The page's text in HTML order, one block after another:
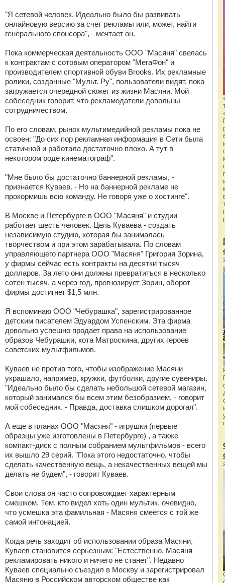
"Я сетевой человек. Идеально было бы развивать
онлайновую версию за счет рекламы или, может, найти
генерального спонсора", - мечтает он.
Пока коммерческая деятельность ООО "Масяня" свелась
к контрактам с сотовым оператором "МегаФон" и
производителем спортивной обуви Brooks. Их рекламные
ролики, созданные "Мульт. Ру", пользователи видят, пока
загружается очередной сюжет из жизни Масяни. Мой
собеседник говорит, что рекламодатели довольны
сотрудничеством.
По его словам, рынок мультимедийной рекламы пока не
освоен: "До сих пор рекламная информация в Сети была
статичной и работала достаточно плохо. А тут в
некотором роде кинематограф".
"Мне было бы достаточно баннерной рекламы, -
признается Куваев. - Но на баннерной рекламе не
прокормишь всю команду. Не говоря уже о хостинге".
В Москве и Петербурге в ООО "Масяня" и студии
работает шесть человек. Цель Куваева - создать
независимую студию, которая бы занималась
творчеством и при этом зарабатывала. По словам
управляющего партнера ООО "Масяня" Григория Зорина,
у фирмы сейчас есть контракты на десятки тысяч
долларов. За лето они должны превратиться в несколько
сотен тысяч, а через год, прогнозирует Зорин, оборот
фирмы достигнет $1,5 млн.
Я вспоминаю ООО "Чебурашка", зарегистрированное
детским писателем Эдуардом Успенским. Эта фирма
довольно успешно продает права на использование
образов Чебурашки, кота Матроскина, других героев
советских мультфильмов.
Куваев не против того, чтобы изображение Масяни
украшало, например, кружки, футболки, другие сувениры.
"Идеально было бы сделать небольшой сетевой магазин,
который занимался бы всем этим безобразием, - говорит
мой собеседник. - Правда, доставка слишком дорогая".
А еще в планах ООО "Масяня" - игрушки (первые
образцы уже изготовлены в Петербурге) , а также
компакт-диск с полным собранием мультфильмов - всего
их вышло 29 серий. "Пока этого недостаточно, чтобы
сделать качественную вещь, а некачественных вещей мы
делать не будем", - говорит Куваев.
Свои слова он часто сопровождает характерным
смешком. Тем, кто видел хоть один мультик, очевидно,
что усмешка эта фамильная - Масяня смеется с той же
самой интонацией.
Когда речь заходит об использовании образа Масяни,
Куваев становится серьезным: "Естественно, Масяня
рекламировать никого и ничего не станет". Недавно
Куваев специально съездил в Москву и зарегистрировал
Масяню в Российском авторском обществе как